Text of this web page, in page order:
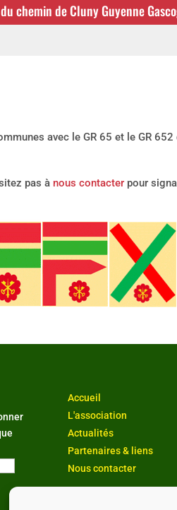
chemin de Cluny Guyenne
avec le GR 65 et le GR
pas à nous contacter pour
Accueil
L'association
Actualités
Partenaires & liens
Nous contacter